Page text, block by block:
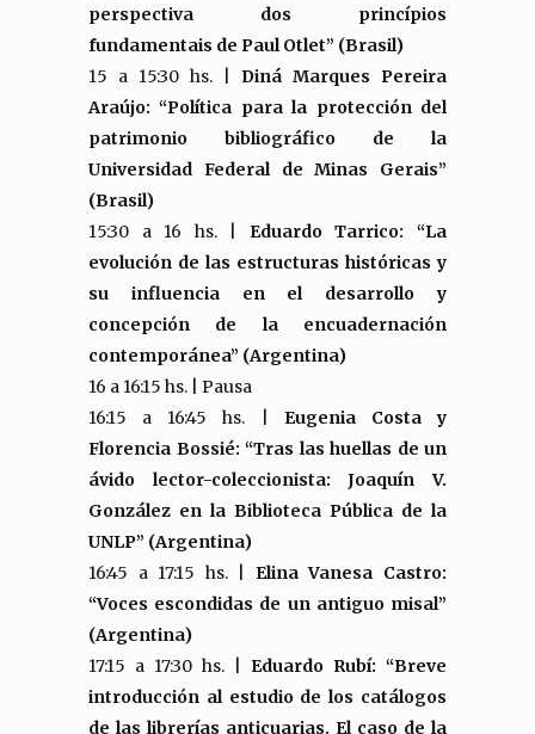
perspectiva dos princípios
fundamentais de Paul Otlet” (Brasil)
15 a 15:30 hs. | Diná Marques Pereira
Araújo: “Política para la protección del
patrimonio bibliográfico de la
Universidad Federal de Minas Gerais”
(Brasil)
15:30 a 16 hs. | Eduardo Tarrico: “La
evolución de las estructuras históricas y
su influencia en el desarrollo y
concepción de la encuadernación
contemporánea” (Argentina)
16 a 16:15 hs. | Pausa
16:15 a 16:45 hs. | Eugenia Costa y
Florencia Bossié: “Tras las huellas de un
ávido lector-coleccionista: Joaquín V.
González en la Biblioteca Pública de la
UNLP” (Argentina)
16:45 a 17:15 hs. | Elina Vanesa Castro:
“Voces escondidas de un antiguo misal”
(Argentina)
17:15 a 17:30 hs. | Eduardo Rubí: “Breve
introducción al estudio de los catálogos
de las librerías anticuarias. El caso de la